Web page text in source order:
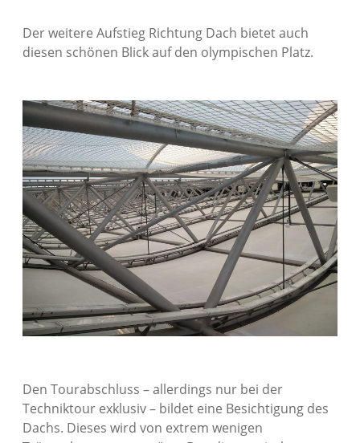
Der weitere Aufstieg Richtung Dach bietet auch
diesen schönen Blick auf den olympischen Platz.
Den Tourabschluss – allerdings nur bei der
Techniktour exklusiv – bildet eine Besichtigung des
Dachs. Dieses wird von extrem wenigen